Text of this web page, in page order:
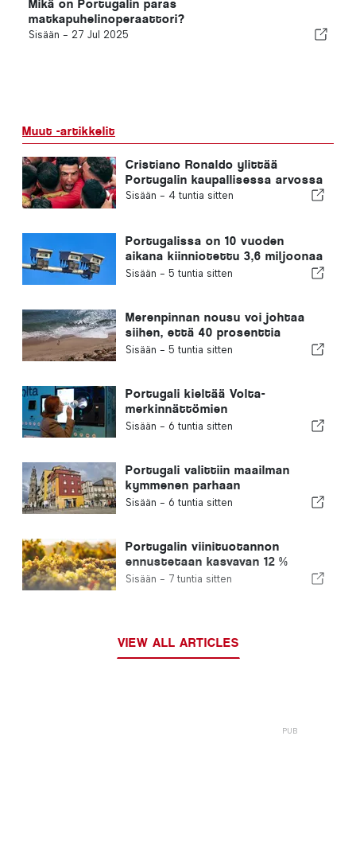
Mikä on Portugalin paras
matkapuhelinoperaattori?
Sisään - 27 Jul 2025
Muut -artikkelit
Cristiano Ronaldo ylittää
Portugalin kaupallisessa arvossa
Sisään - 4 tuntia sitten
Portugalissa on 10 vuoden
aikana kiinniotettu 3,6 miljoonaa
ylinopeutta ajanutta kuljettajaa
Sisään - 5 tuntia sitten
Merenpinnan nousu voi johtaa
siihen, että 40 prosenttia
Portugalin rannoista katoaa
Sisään - 5 tuntia sitten
Portugali kieltää Volta-
merkinnättömien
kertakäyttöisten
Sisään - 6 tuntia sitten
Portugali valittiin maailman
kymmenen parhaan
ulkomaalaisten asuinmaan
Sisään - 6 tuntia sitten
Portugalin viinituotannon
ennustetaan kasvavan 12 %
tämän sadon aikana
Sisään - 7 tuntia sitten
VIEW ALL ARTICLES